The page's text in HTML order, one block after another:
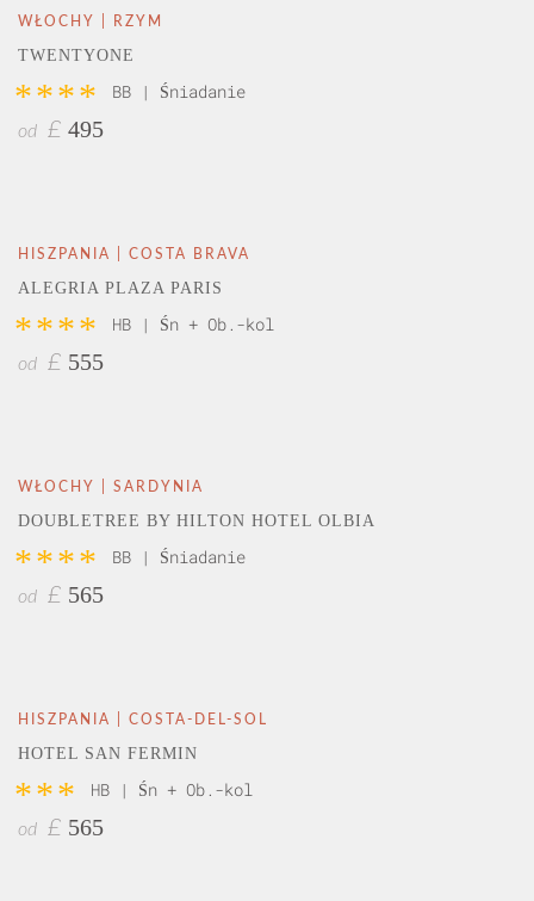
WŁOCHY | RZYM
TWENTYONE
**** BB | Śniadanie
od £ 495
HISZPANIA | COSTA BRAVA
ALEGRIA PLAZA PARIS
**** HB | Śn + Ob.-kol
od £ 555
WŁOCHY | SARDYNIA
DOUBLETREE BY HILTON HOTEL OLBIA
**** BB | Śniadanie
od £ 565
HISZPANIA | COSTA-DEL-SOL
HOTEL SAN FERMIN
*** HB | Śn + Ob.-kol
od £ 565